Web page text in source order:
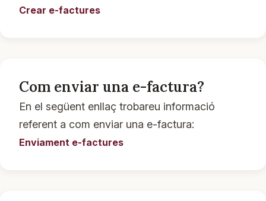
Crear e-factures
Com enviar una e-factura?
En el següent enllaç trobareu informació
referent a com enviar una e-factura:
Enviament e-factures